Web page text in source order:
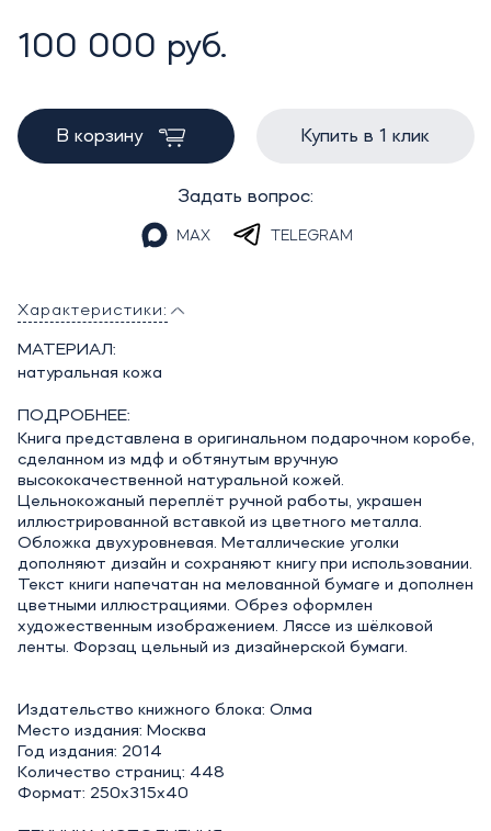
100 000 руб.
В корзину Купить в 1 клик
Задать вопрос:
MAX TELEGRAM
Характеристики:
МАТЕРИАЛ:
натуральная кожа
ПОДРОБНЕЕ:
Книга представлена в оригинальном подарочном коробе,
сделанном из мдф и обтянутым вручную
высококачественной натуральной кожей.
Цельнокожаный переплёт ручной работы, украшен
иллюстрированной вставкой из цветного металла.
Обложка двухуровневая. Металлические уголки
дополняют дизайн и сохраняют книгу при использовании.
Текст книги напечатан на мелованной бумаге и дополнен
цветными иллюстрациями. Обрез оформлен
художественным изображением. Ляссе из шёлковой
ленты. Форзац цельный из дизайнерской бумаги.
Издательство книжного блока: Олма
Место издания: Москва
Год издания: 2014
Количество страниц: 448
Формат: 250х315х40